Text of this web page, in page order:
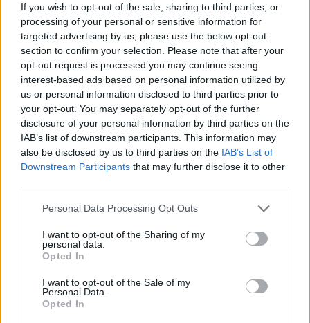
If you wish to opt-out of the sale, sharing to third parties, or
processing of your personal or sensitive information for
targeted advertising by us, please use the below opt-out
section to confirm your selection. Please note that after your
opt-out request is processed you may continue seeing
interest-based ads based on personal information utilized by
us or personal information disclosed to third parties prior to
your opt-out. You may separately opt-out of the further
disclosure of your personal information by third parties on the
IAB’s list of downstream participants. This information may
also be disclosed by us to third parties on the IAB’s List of
Downstream Participants that may further disclose it to other
Personal Data Processing Opt Outs
I want to opt-out of the Sharing of my
personal data.
Opted In
I want to opt-out of the Sale of my
Personal Data.
Opted In
Minka 11. rész
T. szereti a fiatal lányokat 14. rész
Pedig szóltam… – Miért nem hiszünk a
A legidegesítőbb kifejezések laza
gyűjteménye
Elyna Robbs: Adéle és az örökölt árnyak